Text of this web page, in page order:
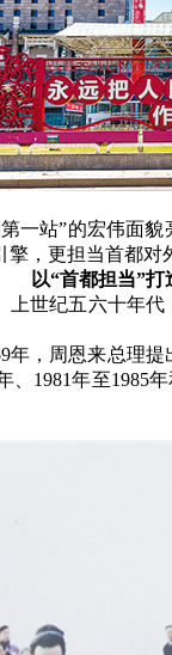
站”的宏伟面貌
，更担当首都对
以“首都担当”
纪五六十年代
，周恩来总理提
、1981年至1985